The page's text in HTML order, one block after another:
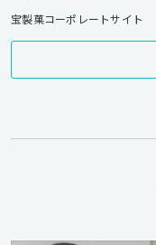
宝製菓コーポレートサイト